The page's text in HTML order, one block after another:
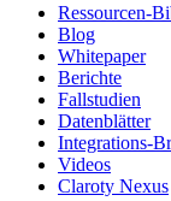
Ressourcen-
Blog
Whitepaper
Berichte
Fallstudien
Datenblätter
Integrations-
Videos
Claroty Nexus